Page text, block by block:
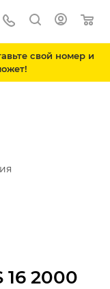
свой номер и
2000